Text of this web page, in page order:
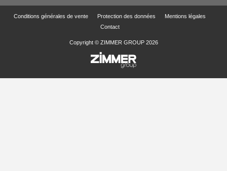
Conditions générales de vente Protection des données
Mentions légales
Contact
Copyright © ZIMMER GROUP 2026